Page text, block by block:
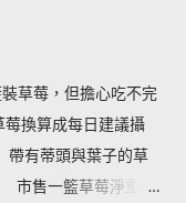
草莓，但擔心吃不完
換算成每日建議攝
帶有蒂頭與葉子的草
市售一籃草莓淨重為